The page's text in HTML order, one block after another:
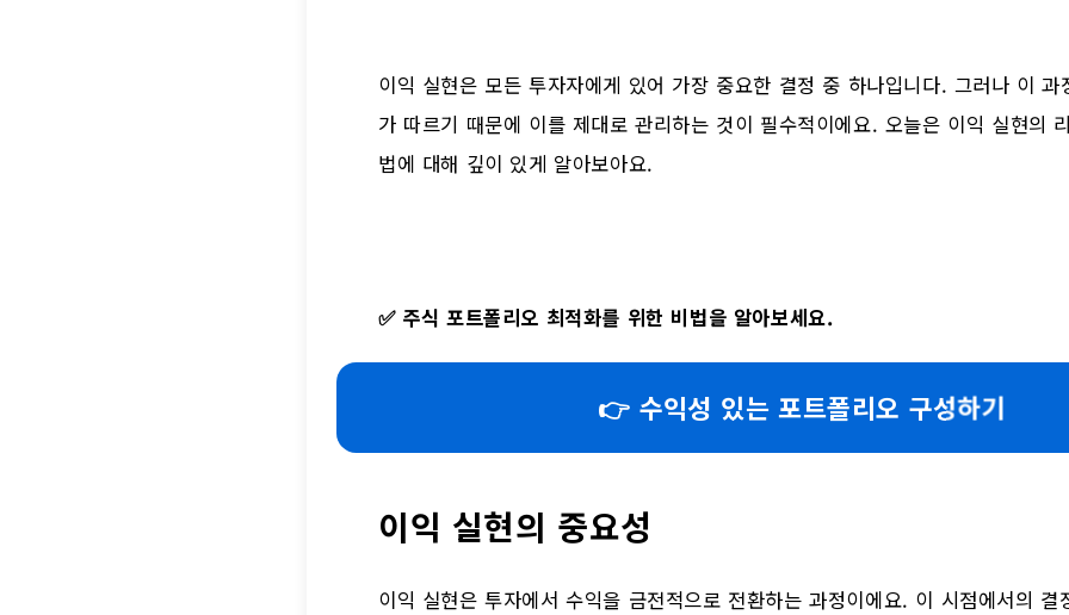
이익 실현은 모든 투자자에게 있어 가장 중요한 결정 중 하나입니다. 그러나 이 과
가 따르기 때문에 이를 제대로 관리하는 것이 필수적이에요. 오늘은 이익 실현의
법에 대해 깊이 있게 알아보아요.
✅ 주식 포트폴리오 최적화를 위한 비법을 알아보세요.
👉 수익성 있는 포트폴리오 구성하기
이익 실현의 중요성
이익 실현은 투자에서 수익을 금전적으로 전환하는 과정이에요. 이 시점에서의 결